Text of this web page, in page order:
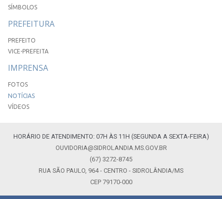
SÍMBOLOS
PREFEITURA
PREFEITO
VICE-PREFEITA
IMPRENSA
FOTOS
NOTÍCIAS
VÍDEOS
HORÁRIO DE ATENDIMENTO: 07H ÀS 11H (SEGUNDA A SEXTA-FEIRA)
OUVIDORIA@SIDROLANDIA.MS.GOV.BR
(67) 3272-8745
RUA SÃO PAULO, 964 - CENTRO - SIDROLÂNDIA/MS
CEP 79170-000